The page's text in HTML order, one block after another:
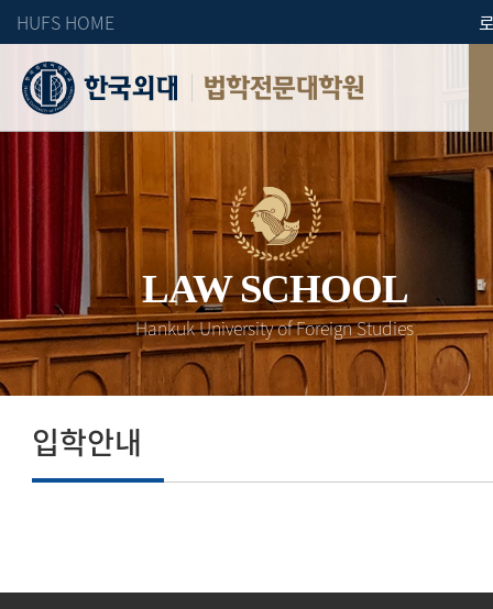
HUFS HOME
법학전문대학원
LAW SCHOOL
Hankuk University of Foreign Studies
입학안내